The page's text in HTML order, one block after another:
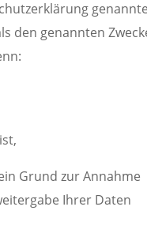
den genannten
Grund zur Annahme
Ihrer Daten